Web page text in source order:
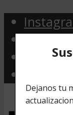
Twitter